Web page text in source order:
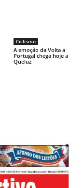
Ciclismo
A emoção da Volta a
Portugal chega hoje a
Queluz